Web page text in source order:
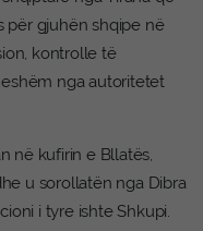
për gjuhën shqipe në
kontrolle të
nga autoritetet
në kufirin e Bllatës,
u sorollatën nga Dibra
i tyre ishte Shkupi.